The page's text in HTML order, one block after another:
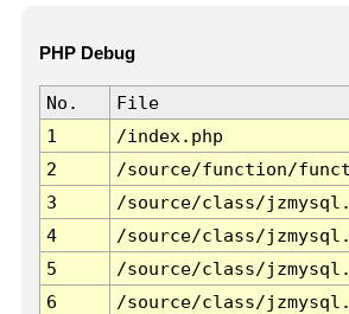
PHP Debug
No. File
1
/index.php
2
/source/function/
3
/source/class/
4
/source/class/
5
/source/class/
6
/source/class/